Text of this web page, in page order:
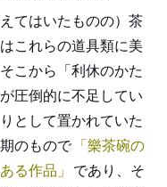
てはいたものの）茶
これらの道具類に美
こから「利休のかた
圧倒的に不足してい
として置かれていた
のもので
樂茶碗の
る作品
であり、そ